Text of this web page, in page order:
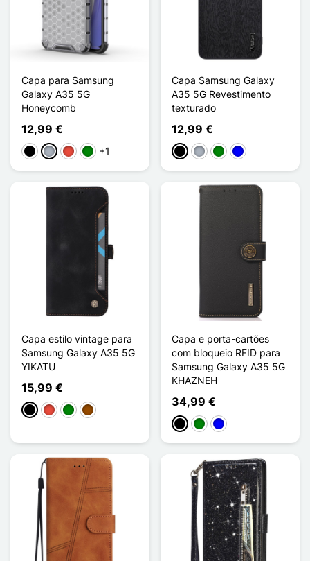
Capa para Samsung
Galaxy A35 5G
Honeycomb
12,99 €
PretoCinzentoVermelho
Verde
+1
Capa Samsung Galaxy
A35 5G Revestimento
texturado
12,99 €
PretoCinzento
VerdeAzul
Capa estilo vintage para
Samsung Galaxy A35 5G
YIKATU
15,99 €
PretoVermelho
VerdeCastanho
Capa e porta-cartões
com bloqueio RFID para
Samsung Galaxy A35 5G
KHAZNEH
34,99 €
PretoVerdeAzul